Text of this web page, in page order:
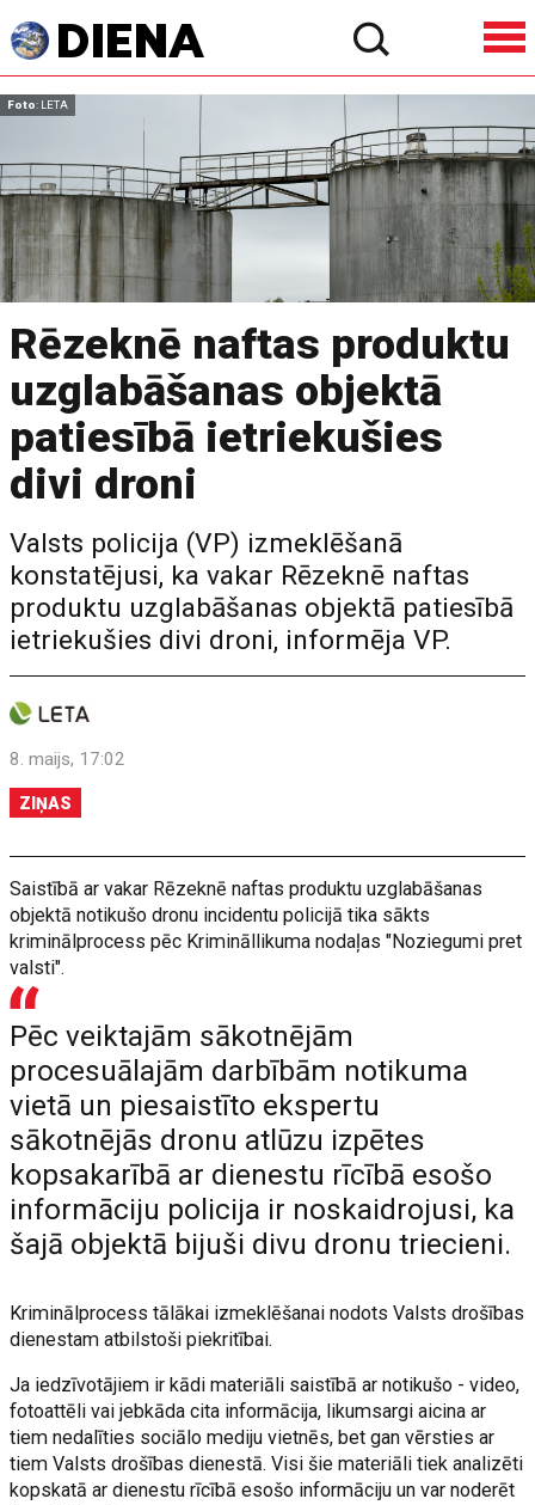
Foto: LETA
Rēzeknē naftas produktu
uzglabāšanas objektā
patiesībā ietriekušies
divi droni
Valsts policija (VP) izmeklēšanā
konstatējusi, ka vakar Rēzeknē naftas
produktu uzglabāšanas objektā patiesībā
ietriekušies divi droni, informēja VP.
8. maijs, 17:02
ZIŅAS
Saistībā ar vakar Rēzeknē naftas produktu uzglabāšanas
objektā notikušo dronu incidentu policijā tika sākts
kriminālprocess pēc Krimināllikuma nodaļas "Noziegumi pret
valsti".
Pēc veiktajām sākotnējām
procesuālajām darbībām notikuma
vietā un piesaistīto ekspertu
sākotnējās dronu atlūzu izpētes
kopsakarībā ar dienestu rīcībā esošo
informāciju policija ir noskaidrojusi, ka
šajā objektā bijuši divu dronu triecieni.
Kriminālprocess tālākai izmeklēšanai nodots Valsts drošības
dienestam atbilstoši piekritībai.
Ja iedzīvotājiem ir kādi materiāli saistībā ar notikušo - video,
fotoattēli vai jebkāda cita informācija, likumsargi aicina ar
tiem nedalīties sociālo mediju vietnēs, bet gan vērsties ar
tiem Valsts drošības dienestā. Visi šie materiāli tiek analizēti
kopskatā ar dienestu rīcībā esošo informāciju un var noderēt